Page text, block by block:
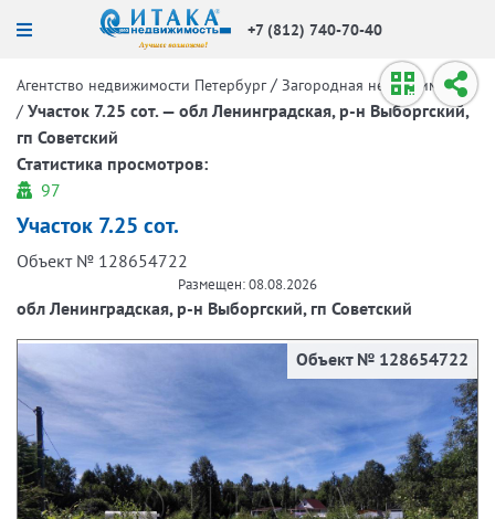
+7 (812) 740-70-40
Агентство недвижимости Петербург / Загородная недвижимость
/ Участок 7.25 сот. — обл Ленинградская, р-н Выборгский,
гп Советский
Статистика просмотров:
97
Участок 7.25 сот.
Объект № 128654722
Размещен: 08.08.2026
обл Ленинградская, р-н Выборгский, гп Советский
Объект № 128654722